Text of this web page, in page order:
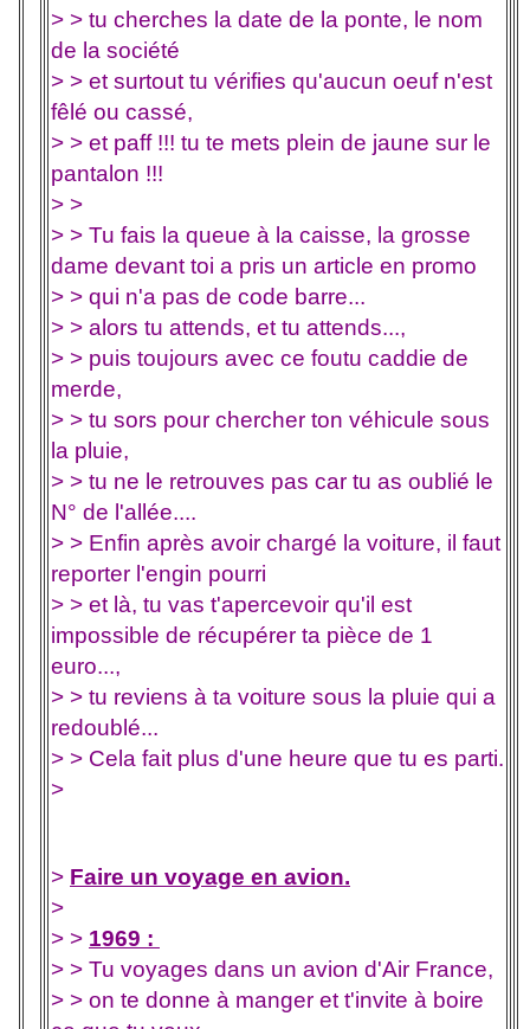
> > tu cherches la date de la ponte, le nom
de la société
> > et surtout tu vérifies qu'aucun oeuf n'est
fêlé ou cassé,
> > et paff !!! tu te mets plein de jaune sur le
pantalon !!!
> >
> > Tu fais la queue à la caisse, la grosse
dame devant toi a pris un article en promo
> > qui n'a pas de code barre...
> > alors tu attends, et tu attends...,
> > puis toujours avec ce foutu caddie de
merde,
> > tu sors pour chercher ton véhicule sous
la pluie,
> > tu ne le retrouves pas car tu as oublié le
N° de l'allée....
> > Enfin après avoir chargé la voiture, il faut
reporter l'engin pourri
> > et là, tu vas t'apercevoir qu'il est
impossible de récupérer ta pièce de 1
euro...,
> > tu reviens à ta voiture sous la pluie qui a
redoublé...
> > Cela fait plus d'une heure que tu es parti.
>
> Faire un voyage en avion.
>
> > 1969 :
> > Tu voyages dans un avion d'Air France,
> > on te donne à manger et t'invite à boire